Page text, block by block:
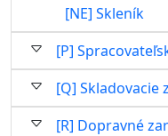
[NE] Skleník
[P]
[Q] Skladovacie
[R] Dopravné